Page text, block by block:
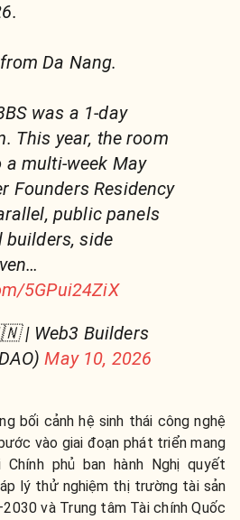
Da Nang.
was a 1-day
This year, the room
a multi-week May
Founders Residency
public panels
builders, side
5GPui24ZiX
| Web3 Builders
May 10, 2026
bối cảnh hệ sinh thái công nghệ
vào giai đoạn phát triển mang
phủ ban hành Nghị quyết
lý thử nghiệm thị trường tài sản
và Trung tâm Tài chính Quốc